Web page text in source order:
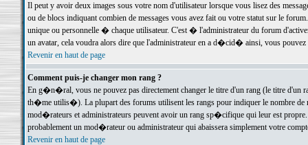
Il peut y avoir deux images sous votre nom d'utilisateur lorsque vous lisez des
ou de blocs indiquant combien de messages vous avez fait ou votre statut sur le
unique ou personnelle � chaque utilisateur. C'est � l'administrateur du forum
un avatar, cela voudra alors dire que l'administrateur en a d�cid� ainsi, vous
Revenir en haut de page
Comment puis-je changer mon rang ?
En g�n�ral, vous ne pouvez pas directement changer le titre d'un rang (le titre d'un
th�me utilis�). La plupart des forums utilisent les rangs pour indiquer le nombre de
mod�rateurs et administrateurs peuvent avoir un rang sp�cifique qui leur est
probablement un mod�rateur ou administrateur qui abaissera simplement votre
Revenir en haut de page